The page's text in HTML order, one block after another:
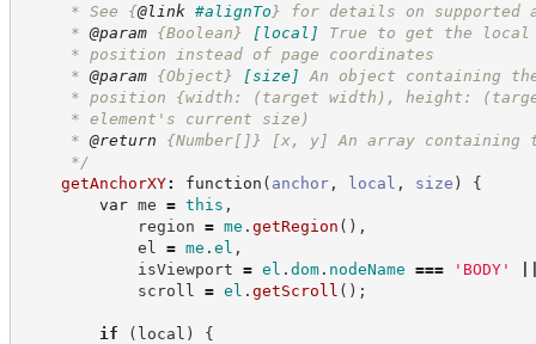
* See {@link #alignTo } for details on supported
* @param {Boolean} [local]
True to get the
* position instead of page coordinates
* @param {Object} [size]
An object containing
* position {width: (target width), height:
* element's current size)
* @return {Number[]}
[x, y] An array containing
*/
getAnchorXY: function ( anchor, local , size )
{
var me = this ,
region = me . getRegion ( ) ,
el = me . el ,
isViewport = el . dom. nodeName === ' BODY'
scroll = el . getScroll ( ) ;
if ( local )
{